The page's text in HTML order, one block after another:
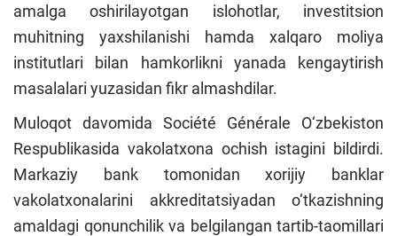
amalga oshirilayotgan islohotlar, investitsion
muhitning yaxshilanishi hamda xalqaro moliya
institutlari bilan hamkorlikni yanada kengaytirish
masalalari yuzasidan fikr almashdilar.
Muloqot davomida Société Générale O‘zbekiston
Respublikasida vakolatxona ochish istagini bildirdi.
Markaziy bank tomonidan xorijiy banklar
vakolatxonalarini akkreditatsiyadan o‘tkazishning
amaldagi qonunchilik va belgilangan tartib-taomillari